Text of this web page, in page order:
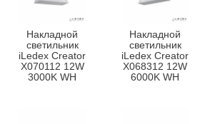
Накладной
светильник
iLedex Creator
X070112 12W
3000K WH
Накладной
светильник
iLedex Creator
X068312 12W
6000K WH